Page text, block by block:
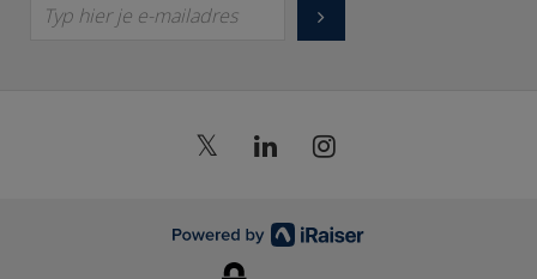
Typ hier je e-mailadres
𝕏